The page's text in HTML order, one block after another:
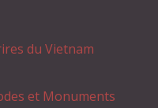
du Vietnam
et Monuments